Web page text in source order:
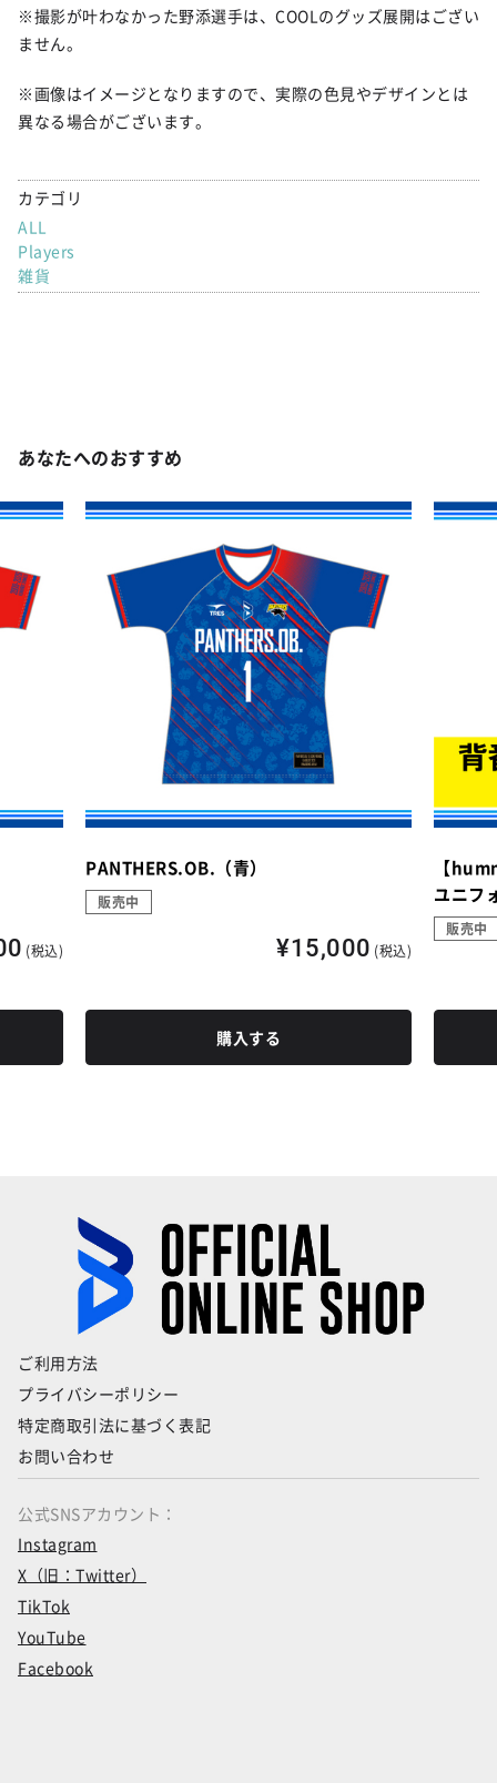
※撮影が叶わなかった野添選手は、COOLのグッズ展開はござい
ません。
※画像はイメージとなりますので、実際の色見やデザインとは
異なる場合がございます。
カテゴリ
ALL
Players
雑貨
あなたへのおすすめ
(税込)
PANTHERS.OB.（青）
販売中
¥15,000 (税込)
購入する
【
ユニフ
販売中
ご利用方法
プライバシーポリシー
特定商取引法に基づく表記
お問い合わせ
公式SNSアカウント：
Instagram
X（旧：Twitter）
TikTok
YouTube
Facebook